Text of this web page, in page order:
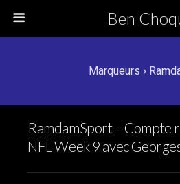
Ben
Marqueurs ›
RamdamSport – Compte
NFL Week 9 avec